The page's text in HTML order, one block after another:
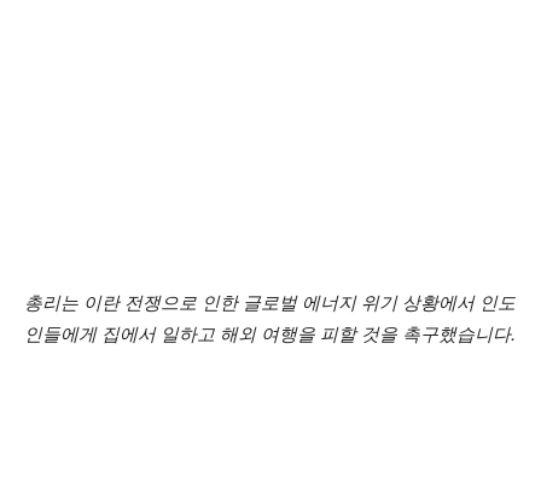
총리는 이란 전쟁으로 인한 글로벌 에너지 위기 상황에서 인도
인들에게 집에서 일하고 해외 여행을 피할 것을 촉구했습니다.